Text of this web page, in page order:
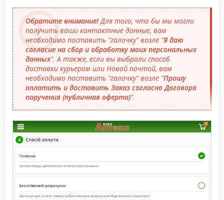
Обратите внимание! Для того, что бы мы могли
получить ваши контактные данные, вам
необходимо поставить "галочку" возле "Я даю
согласие на сбор и обработку моих персональных
данных". А также, если вы выбрали способ
доставки курьером или Новой почтой, вам
необходимо поставить "галочку" возле "Прошу
оплатить и доставить Заказ согласно Договора
поручения (публичная оферта)".